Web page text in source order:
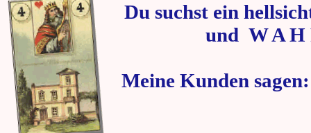
Du suchst ein
und W A H
Meine Kunden